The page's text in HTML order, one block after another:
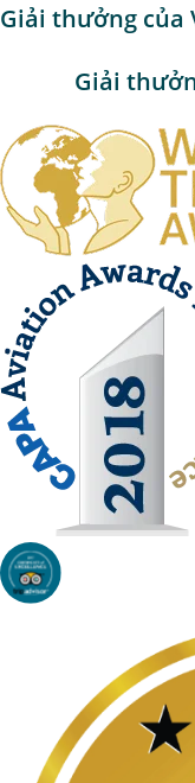
Giải thưởng của
Giải